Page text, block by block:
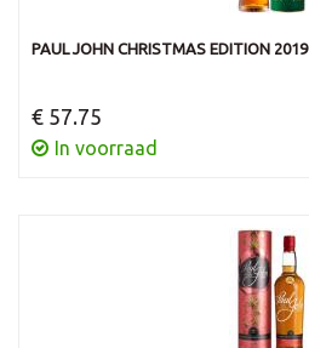
PAUL JOHN CHRISTMAS EDITION 2019
€ 57.75
In voorraad